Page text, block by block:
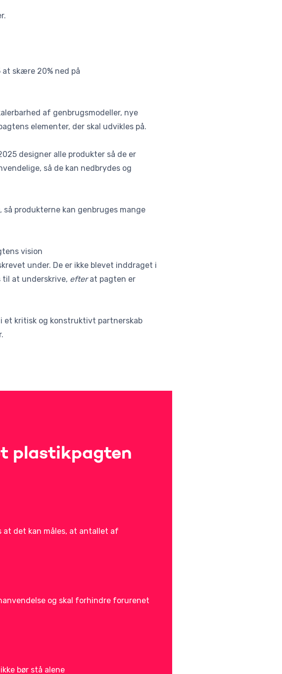
skære 20% ned på
af genbrugsmodeller, nye
elementer, der skal udvikles på.
designer alle produkter så de er
så de kan nedbrydes og
så produkterne kan genbruges mange
vision
under. De er ikke blevet inddraget i
at underskrive, efterat pagten er
et kritisk og konstruktivt partnerskab
plastikpagten
det kan måles, at antallet af
og skal forhindre forurenet
bør stå alene